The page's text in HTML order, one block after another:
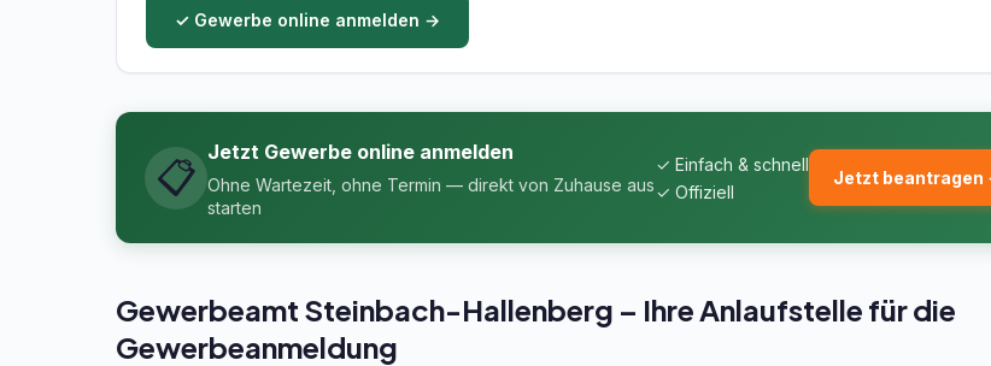
✓ Gewerbe online anmelden →
📋
Jetzt Gewerbe online anmelden
Ohne Wartezeit, ohne Termin — direkt von Zuhause aus
starten
✓ Einfach & schnell
✓ Offiziell
Jetzt beantragen
Gewerbeamt Steinbach-Hallenberg – Ihre Anlaufstelle für die
Gewerbeanmeldung